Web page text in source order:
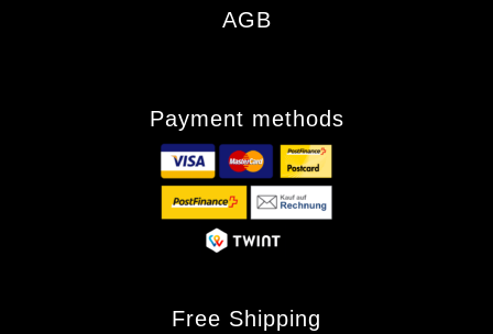
AGB
Payment methods
Free Shipping